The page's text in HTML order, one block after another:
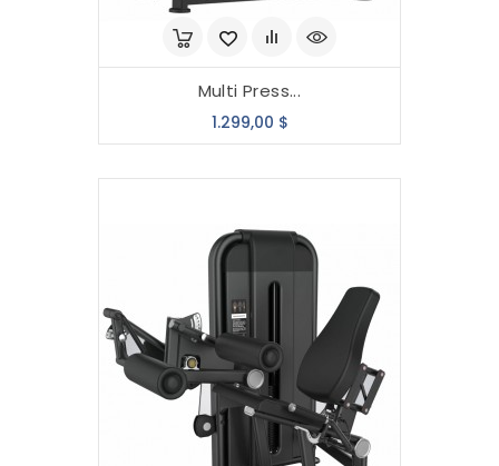
Multi Press...
1.299,00 $Precio